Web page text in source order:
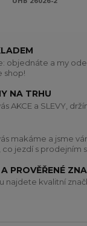
objednáte a my
shop!
NA TRHU
AKCE a SLEVY,
makáme a jsme
co jezdí s prodejním
PROVĚŘENÉ
najdete kvalitní